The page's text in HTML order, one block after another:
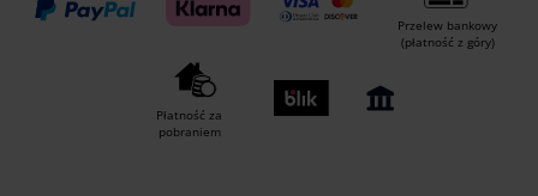
Przelew bankowy
(płatność z góry)
Płatność za
pobraniem